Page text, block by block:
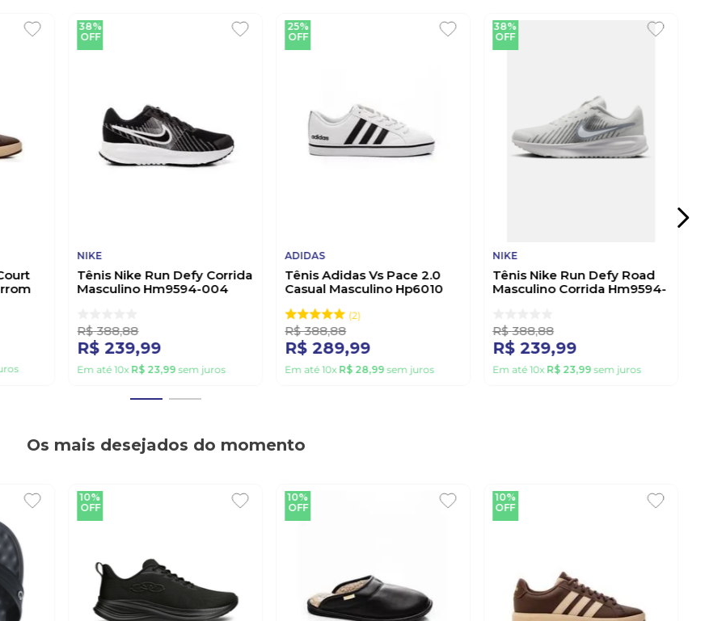
38%
OFF
NIKE
Tênis Nike Run Defy Corrida
Masculino Hm9594-004
R$ 388,88
R$ 239,99
Em até10x R$ 23,99sem juros
25%
OFF
ADIDAS
Tênis Adidas Vs Pace 2.0
Casual Masculino Hp6010
2
R$ 388,88
R$ 289,99
Em até10x R$ 28,99sem juros
38%
OFF
NIKE
Tênis Nike Run Defy Road
Masculino Corrida Hm9594-
R$ 388,88
R$ 239,99
Em até10x R$ 23,99sem juros
Os mais desejados do momento
10%
OFF
10%
OFF
10%
OFF